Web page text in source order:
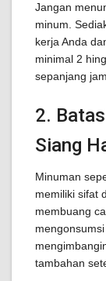
Jangan
minum.
kerja Anda
minimal 2
sepanjang
2.
Siang
Minuman
memiliki sifat
membuang
tambahan